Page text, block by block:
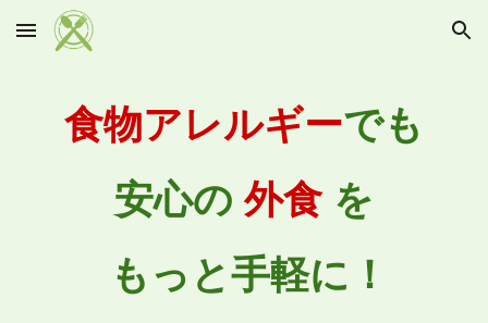
Skip to main content Skip to navigation
食物アレルギーでも
安心の 外食 を
もっと手軽に！